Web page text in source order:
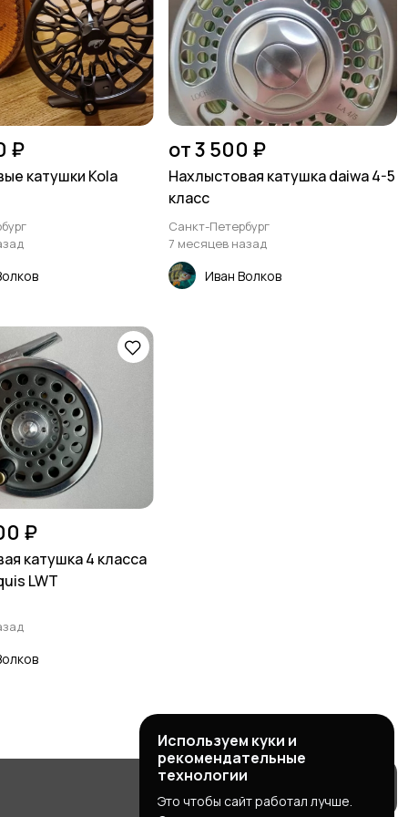
₽
катушки Kola
от 3 500 ₽
Нахлыстовая катушка daiwa 4-5
класс
Санкт-Петербург
7 месяцев назад
Иван Волков
₽
катушка 4 класса
LWT
Используем куки и
рекомендательные
технологии
Это чтобы сайт работал лучше.